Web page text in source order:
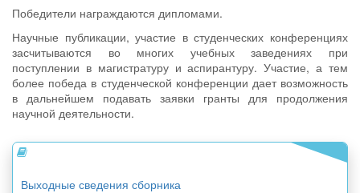
Победители награждаются дипломами.
Научные публикации, участие в студенческих конференциях
засчитываются во многих учебных заведениях при
поступлении в магистратуру и аспирантуру. Участие, а тем
более победа в студенческой конференции дает возможность
в дальнейшем подавать заявки гранты для продолжения
научной деятельности.
Выходные сведения сборника